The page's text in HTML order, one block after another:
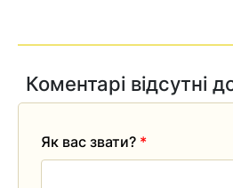
Коментарі відсутні
Як вас звати? *